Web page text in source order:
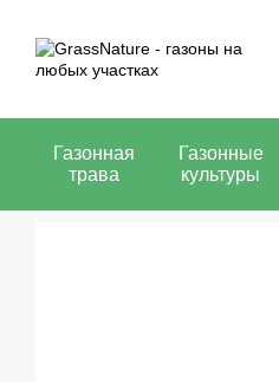
Газонная
трава
Газонные
культуры